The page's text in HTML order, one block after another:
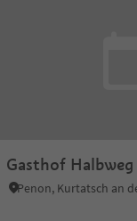
Gasthof Halbweg